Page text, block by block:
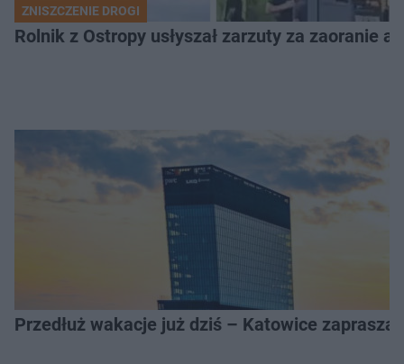
ZNISZCZENIE DROGI
Rolnik z Ostropy usłyszał zarzuty za zaoranie
Przedłuż wakacje już dziś – Katowice